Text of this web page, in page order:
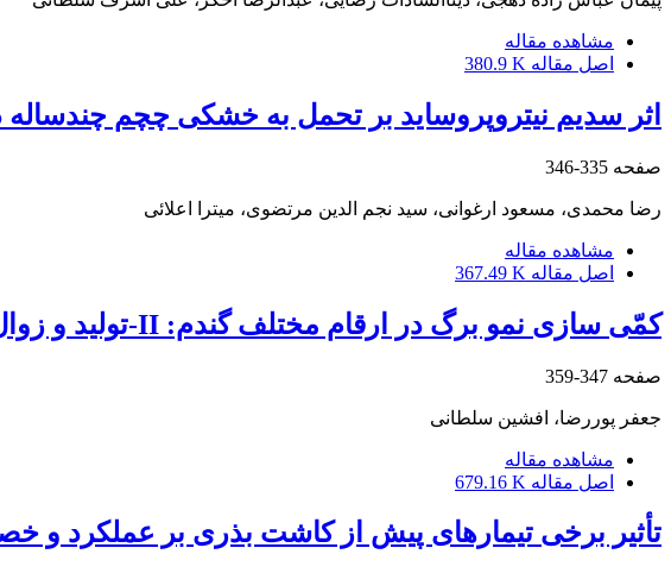
مشاهده مقاله
اصل مقاله 380.9 K
اثر سدیم نیتروپروساید بر تحمل به خشکی چچم چندساله
صفحه 335-346
رضا محمدی، مسعود ارغوانی، سید نجم الدین مرتضوی، میترا اعلائی
مشاهده مقاله
اصل مقاله 367.49 K
کمّی سازی نمو برگ در ارقام مختلف گندم: II-تولید و زوال برگ در بوته در شرایط مزرعه
صفحه 347-359
جعفر پوررضا، افشین سلطانی
مشاهده مقاله
اصل مقاله 679.16 K
تأثیر برخی تیمارهای پیش از کاشت بذری بر عملکرد و